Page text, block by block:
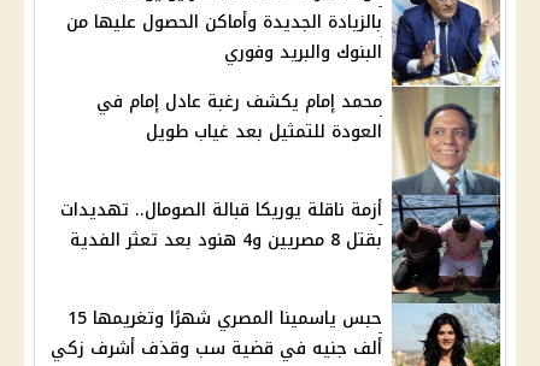
بالزيادة الجديدة وأماكن الحصول عليها من
البنوك والبريد وفوري
محمد إمام يكشف رغبة عادل إمام في
العودة للتمثيل بعد غياب طويل
أزمة ناقلة يوريكا قبالة الصومال.. تهديدات
بقتل 8 مصريين و4 هنود بعد تعثر الفدية
حبس ياسمينا المصري شهرًا وتغريمها 15
ألف جنيه في قضية سب وقذف أشرف زكي